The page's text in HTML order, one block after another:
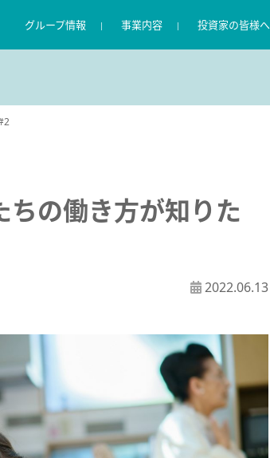
グループ情報
数字で見るキャンディル
事業内容
住環境向けサービス
投資家の皆様へ
株主・投資家の皆様へ
情報セキュリティ
キャリア採用
ちの働き方が知りた
2022.06.13